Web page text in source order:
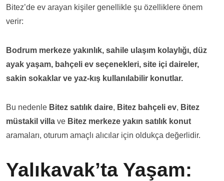
Bitez’de ev arayan kişiler genellikle şu özelliklere önem
verir:
Bodrum merkeze yakınlık, sahile ulaşım kolaylığı, düz
ayak yaşam, bahçeli ev seçenekleri, site içi daireler,
sakin sokaklar ve yaz-kış kullanılabilir konutlar.
Bu nedenle Bitez satılık daire, Bitez bahçeli ev, Bitez
müstakil villa ve Bitez merkeze yakın satılık konut
aramaları, oturum amaçlı alıcılar için oldukça değerlidir.
Yalıkavak’ta Yaşam: